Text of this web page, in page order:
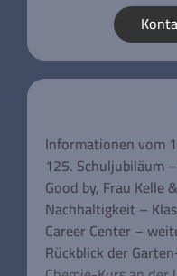
Informationen vom
125. Schuljubiläum
Good by, Frau Kelle
Nachhaltigkeit –
Career Center –
Rückblick der